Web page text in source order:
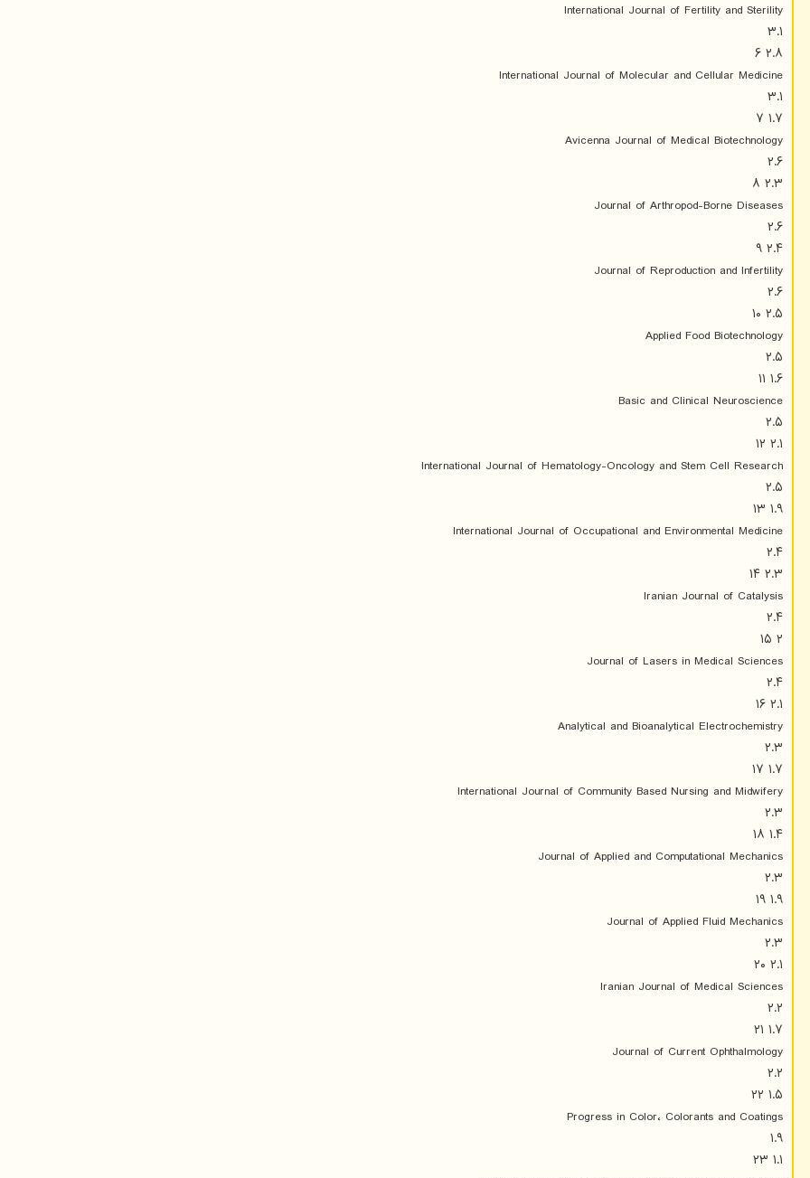
International Journal of Fertility and Sterility
۳.۱
۲.۸ ۶
International Journal of Molecular and Cellular Medicine
۳.۱
۱.۷ ۷
Avicenna Journal of Medical Biotechnology
۲.۶
۲.۳ ۸
Journal of Arthropod-Borne Diseases
۲.۶
۲.۴ ۹
Journal of Reproduction and Infertility
۲.۶
۲.۵ ۱۰
Applied Food Biotechnology
۲.۵
۱.۶ ۱۱
Basic and Clinical Neuroscience
۲.۵
۲.۱ ۱۲
International Journal of Hematology-Oncology and Stem Cell Research
۲.۵
۱.۹ ۱۳
International Journal of Occupational and Environmental Medicine
۲.۴
۲.۳ ۱۴
Iranian Journal of Catalysis
۲.۴
۲ ۱۵
Journal of Lasers in Medical Sciences
۲.۴
۲.۱ ۱۶
Analytical and Bioanalytical Electrochemistry
۲.۳
۱.۷ ۱۷
International Journal of Community Based Nursing and Midwifery
۲.۳
۱.۴ ۱۸
Journal of Applied and Computational Mechanics
۲.۳
۱.۹ ۱۹
Journal of Applied Fluid Mechanics
۲.۳
۲.۱ ۲۰
Iranian Journal of Medical Sciences
۲.۲
۱.۷ ۲۱
Journal of Current Ophthalmology
۲.۲
۱.۵ ۲۲
Progress in Color، Colorants and Coatings
۱.۹
۱.۱ ۲۳